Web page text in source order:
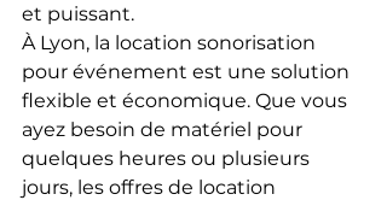
et puissant.
À Lyon, la location sonorisation
pour événement est une solution
flexible et économique. Que vous
ayez besoin de matériel pour
quelques heures ou plusieurs
jours, les offres de location